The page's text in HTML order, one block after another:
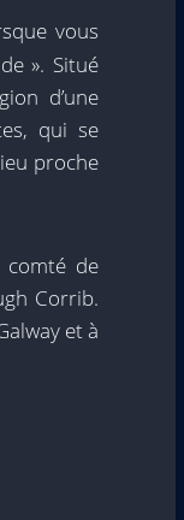
vous
». Situé
d’une
qui se
proche
de
Corrib.
et à